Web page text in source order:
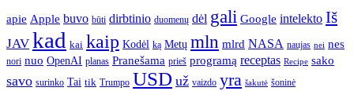
apie Apple buvo būti dirbtinio duomenų dėl gali Google intelekto Iš
JAV kad kai kaip Kodėl ką Metų mln mlrd NASA naujas nei nes
nori nuo OpenAI planas Pranešama prieš programą receptas Recipe sako
savo surinko Tai tik Trumpo USD už vaizdo yra šakutė šoninė